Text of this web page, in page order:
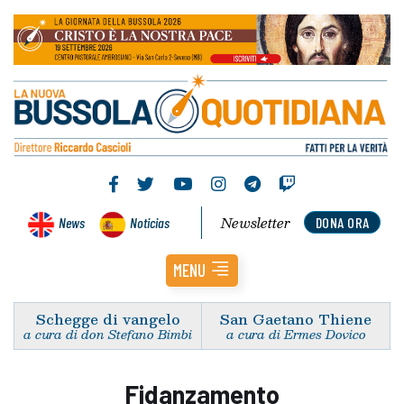
News Noticias DONA ORA
Newsletter
MENU
Schegge di vangelo
a cura di don Stefano Bimbi
San Gaetano Thiene
a cura di Ermes Dovico
Fidanzamento